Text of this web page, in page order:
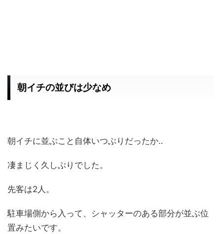
朝イチの並びは少なめ
朝イチに並ぶこと自体いつぶりだったか‥
凄まじく久しぶりでした。
先客は2人。
駐車場側から入って、シャッターのある部分が並ぶ位
置みたいです。